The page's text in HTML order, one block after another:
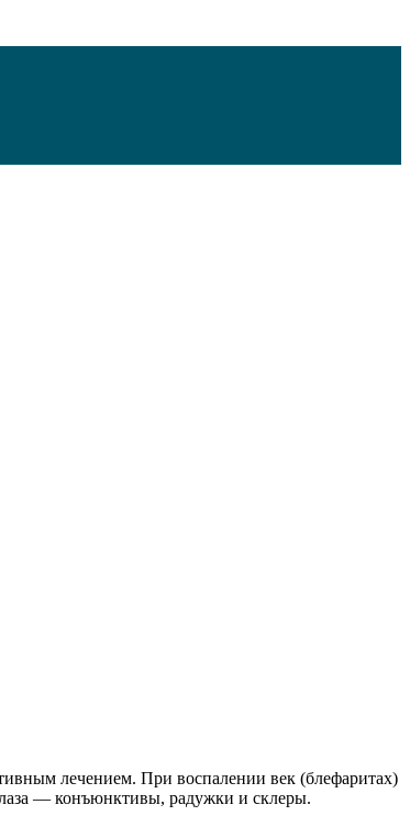
лечением. При воспалении век (блефаритах)
— конъюнктивы, радужки и склеры.